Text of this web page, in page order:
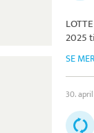
2025
SE
30.